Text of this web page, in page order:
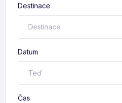
Destinace
Datum
Čas